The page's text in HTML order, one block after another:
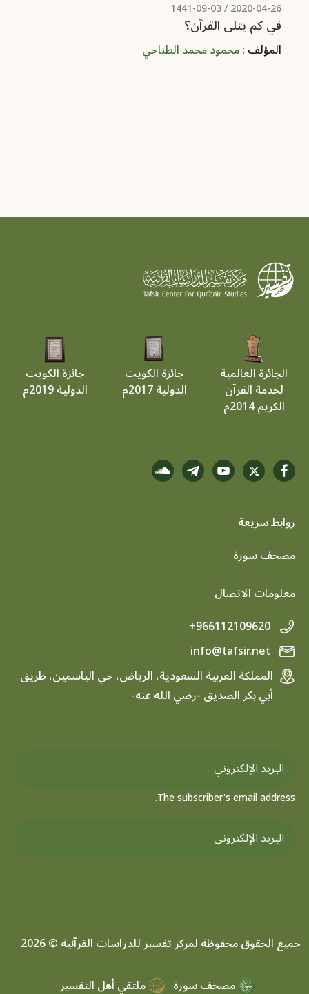
2020-04-26
/ 1441-09-03
في كم يتلى القرآن؟
المؤلف :محمود محمد الطناحي
الجائزة العالمية
لخدمة القرآن
الكريم 2014م
جائزة الكويت
الدولية 2017م
جائزة الكويت
الدولية 2019م
روابط سريعة
footer menu
مصحف سورة
معلومات الاتصال
+966112109620
المملكة العربية السعودية، الرياض، حي الياسمين، طريق
أبي بكر الصديق -رضي الله عنه-
The subscriber's email address.
جميع الحقوق محفوظة لمركز تفسير للدراسات القرآنية © 2026
مصحف سورة
ملتقي أهل التفسير